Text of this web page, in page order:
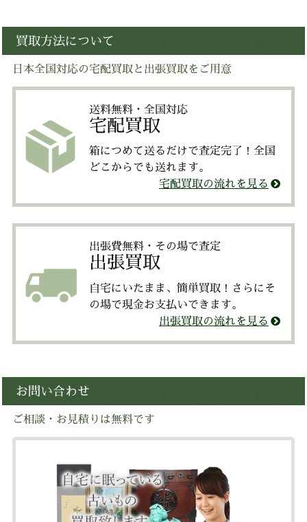
買取方法について
日本全国対応の宅配買取と出張買取をご用意
送料無料・全国対応
宅配買取
箱につめて送るだけで査定完了！全国
どこからでも送れます。
宅配買取の流れを見る
出張費無料・その場で査定
出張買取
自宅にいたまま、簡単買取！さらにそ
の場で現金お支払いできます。
出張買取の流れを見る
お問い合わせ
ご相談・お見積りは無料です